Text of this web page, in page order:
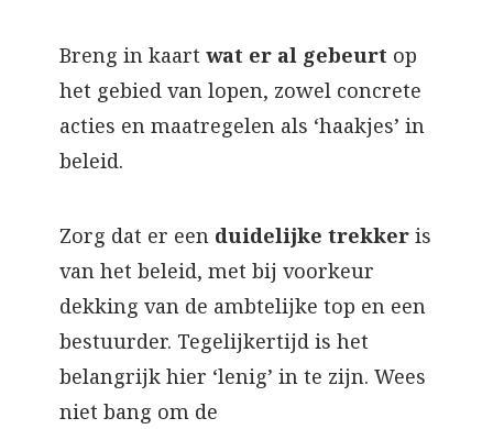
Breng in kaart wat er al gebeurt op
het gebied van lopen, zowel concrete
acties en maatregelen als ‘haakjes’ in
beleid.
Zorg dat er een duidelijke trekker is
van het beleid, met bij voorkeur
dekking van de ambtelijke top en een
bestuurder. Tegelijkertijd is het
belangrijk hier ‘lenig’ in te zijn. Wees
niet bang om de